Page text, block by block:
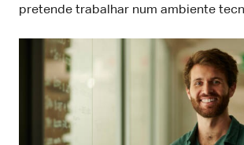
pretende trabalhar num ambiente